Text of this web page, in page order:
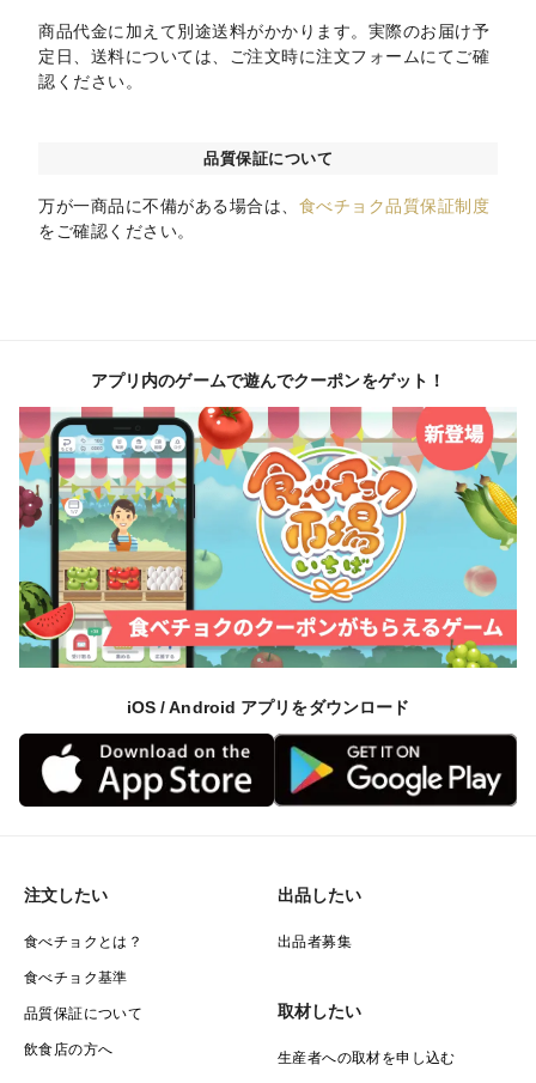
商品代金に加えて別途送料がかかります。実際のお届け予
定日、送料については、ご注文時に注文フォームにてご確
認ください。
品質保証について
万が一商品に不備がある場合は、 食べチョク品質保証制度
をご確認ください。
アプリ内のゲームで遊んでクーポンをゲット！
iOS / Android アプリをダウンロード
注文したい
食べチョクとは？
食べチョク基準
品質保証について
飲食店の方へ
出品したい
出品者募集
取材したい
生産者への取材を申し込む